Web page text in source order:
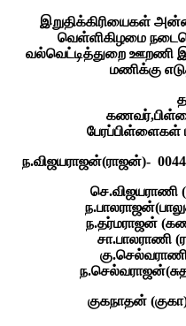
இறுதிக்கிரியைகள்
வெள்ளிகிழமை
வல்வெட்டித்துறை ஊறணி
மணிக்கு
பேரப்பிள்ளைகள்
ந.விஜயராஜன்(ராஜன்)- 0044-
செ.விஜயராணி
ந.தர்மராஜன்
சா.பாலராணி
குகநாதன்